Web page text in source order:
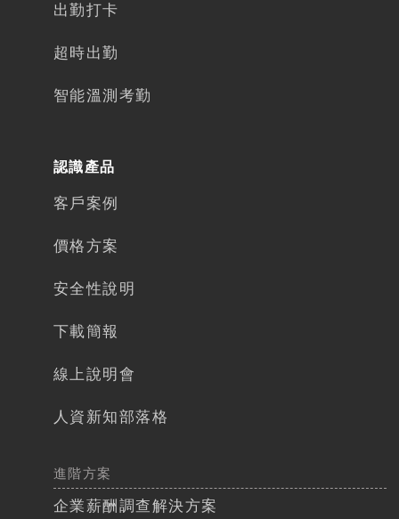
出勤打卡​
超時出勤
智能溫測考勤
認識產品
客戶案例
價格方案
安全性說明
下載簡報​
線上說明會
人資新知部落格
進階方案
企業薪酬調查解決方案